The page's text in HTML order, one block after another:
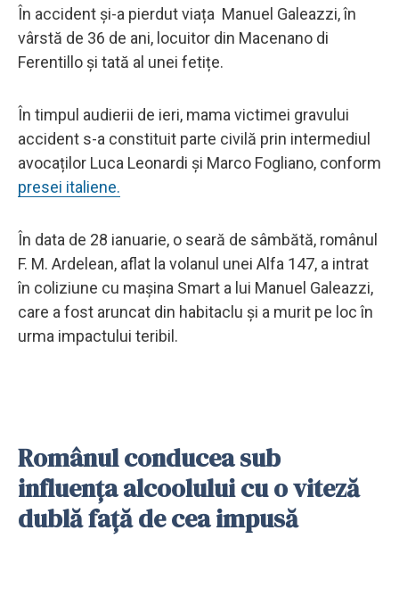
În accident și-a pierdut viața Manuel Galeazzi, în
vârstă de 36 de ani, locuitor din Macenano di
Ferentillo și tată al unei fetițe.
În timpul audierii de ieri, mama victimei gravului
accident s-a constituit parte civilă prin intermediul
avocaților Luca Leonardi și Marco Fogliano, conform
presei italiene.
În data de 28 ianuarie, o seară de sâmbătă, românul
F. M. Ardelean, aflat la volanul unei Alfa 147, a intrat
în coliziune cu mașina Smart a lui Manuel Galeazzi,
care a fost aruncat din habitaclu și a murit pe loc în
urma impactului teribil.
Românul conducea sub
influența alcoolului cu o viteză
dublă față de cea impusă